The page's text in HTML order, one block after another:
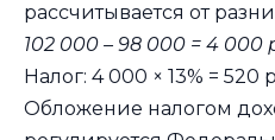
рассчитывается от
102 000 – 98 000 = 4 000
Налог: 4 000 × 13% = 520
Обложение налогом